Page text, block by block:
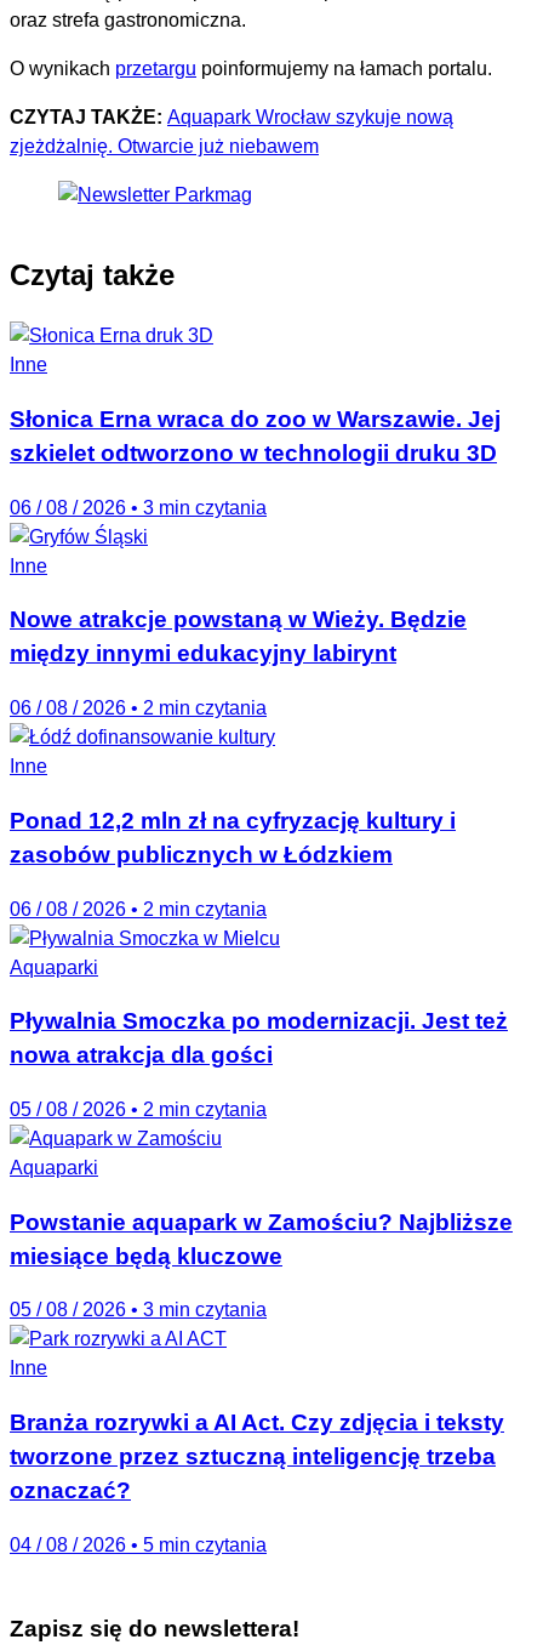
oraz strefa gastronomiczna.
O wynikach przetargu poinformujemy na łamach portalu.
CZYTAJ TAKŻE: Aquapark Wrocław szykuje nową
zjeżdżalnię. Otwarcie już niebawem
Czytaj także
Inne
Słonica Erna wraca do zoo w Warszawie. Jej
szkielet odtworzono w technologii druku 3D
06 / 08 / 2026 • 3 min czytania
Inne
Nowe atrakcje powstaną w Wieży. Będzie
między innymi edukacyjny labirynt
06 / 08 / 2026 • 2 min czytania
Inne
Ponad 12,2 mln zł na cyfryzację kultury i
zasobów publicznych w Łódzkiem
06 / 08 / 2026 • 2 min czytania
Aquaparki
Pływalnia Smoczka po modernizacji. Jest też
nowa atrakcja dla gości
05 / 08 / 2026 • 2 min czytania
Aquaparki
Powstanie aquapark w Zamościu? Najbliższe
miesiące będą kluczowe
05 / 08 / 2026 • 3 min czytania
Inne
Branża rozrywki a AI Act. Czy zdjęcia i teksty
tworzone przez sztuczną inteligencję trzeba
oznaczać?
04 / 08 / 2026 • 5 min czytania
Zapisz się do newslettera!